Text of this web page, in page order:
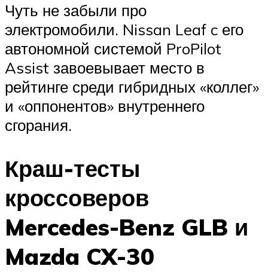
Чуть не забыли про
электромобили. Nissan Leaf c его
автономной системой ProPilot
Assist завоевывает место в
рейтинге среди гибридных «коллег»
и «оппонентов» внутреннего
сгорания.
Краш-тесты
кроссоверов
Mercedes-Benz GLB и
Mazda CX-30